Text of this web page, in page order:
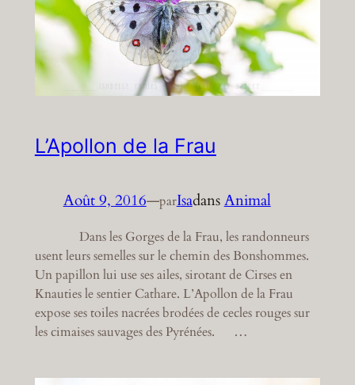
L’Apollon de la Frau
Août 9, 2016—parIsadansAnimal
Dans les Gorges de la Frau, les randonneurs
usent leurs semelles sur le chemin des Bonshommes.
Un papillon lui use ses ailes, sirotant de Cirses en
Knauties le sentier Cathare. L’Apollon de la Frau
expose ses toiles nacrées brodées de cecles rouges sur
les cimaises sauvages des Pyrénées. …